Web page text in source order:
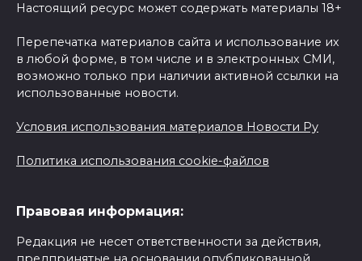
Настоящий ресурс может содержать материалы 18+
Перепечатка материалов сайта и использование их
в любой форме, в том числе и в электронных СМИ,
возможно только при наличии активной ссылки на
использованные новости.
Условия использования материалов Новости Ру
Политика использования cookie-файлов
Правовая информация:
Редакция не несет ответственности за действия,